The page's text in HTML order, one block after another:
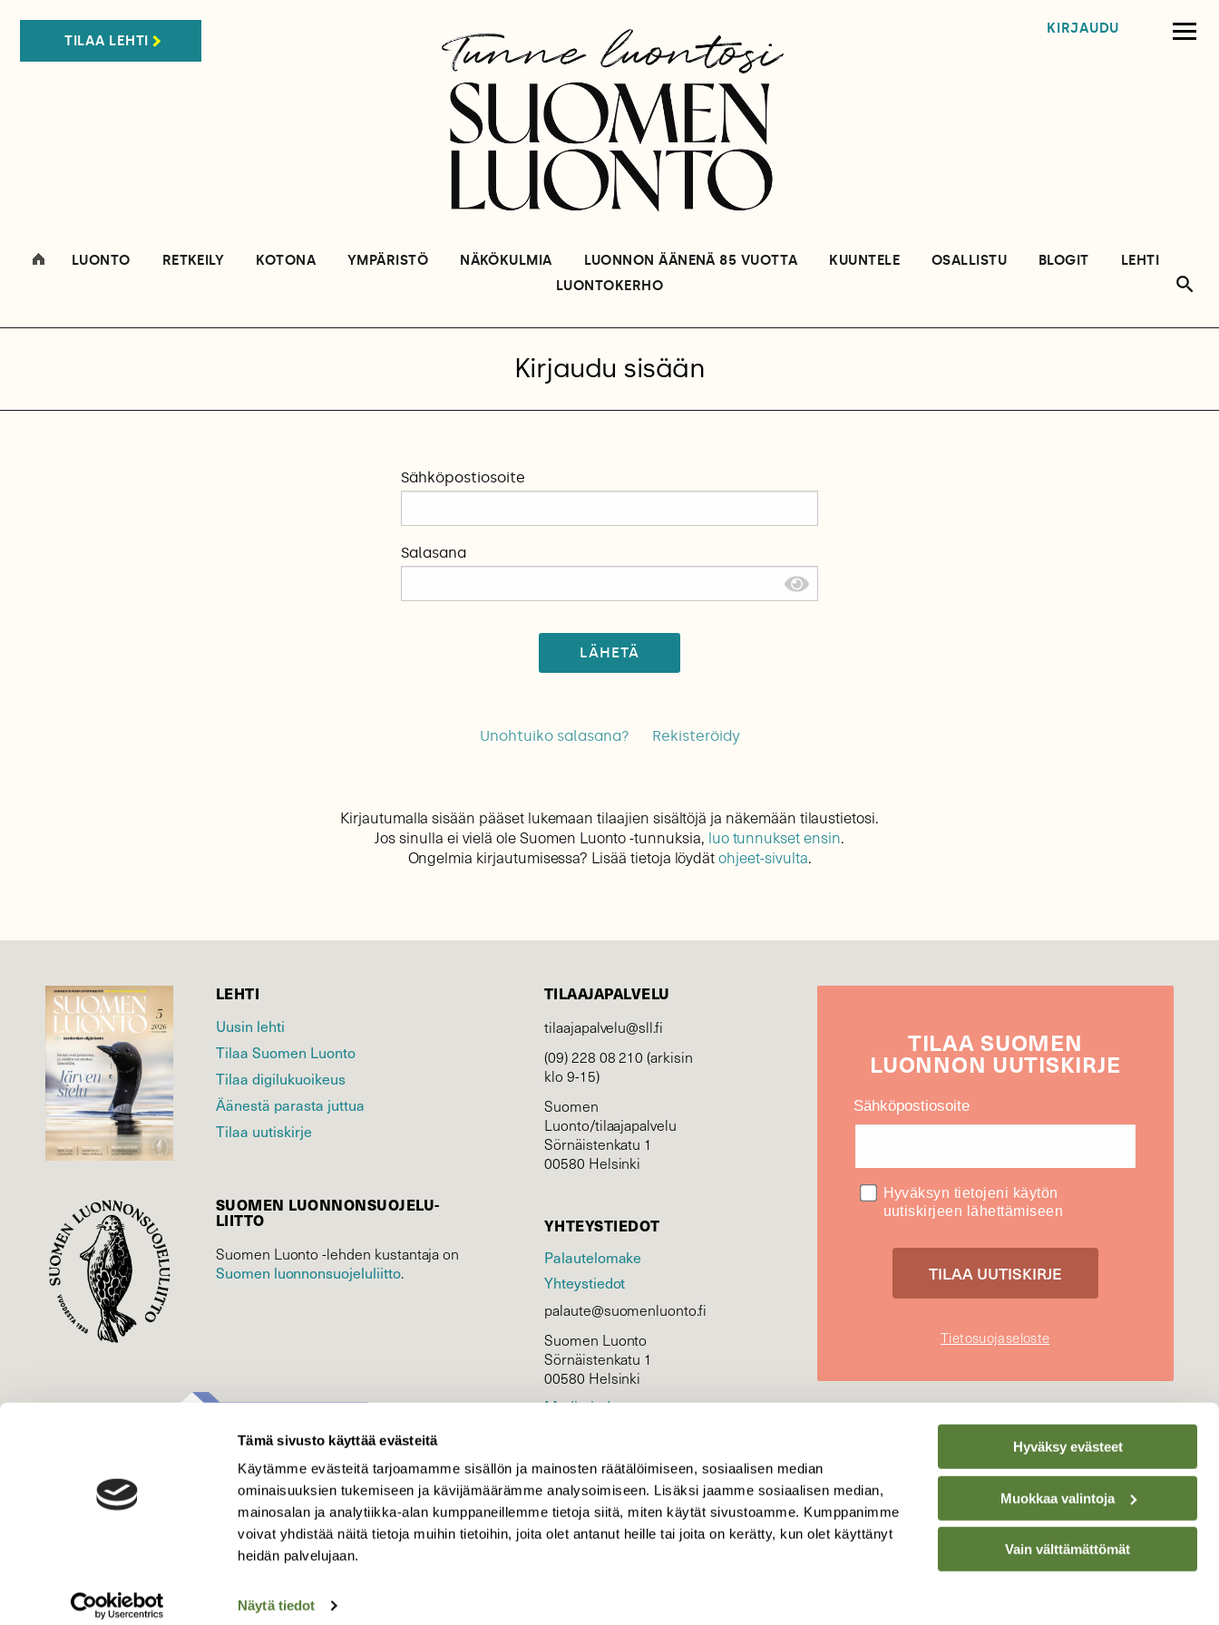
Tämä sivusto käyttää evästeitä
Käytämme evästeitä tarjoamamme sisällön ja mainosten räätälöimiseen, sosiaalisen median
ominaisuuksien tukemiseen ja kävijämäärämme analysoimiseen. Lisäksi jaamme sosiaalisen median,
mainosalan ja analytiikka-alan kumppaneillemme tietoja siitä, miten käytät sivustoamme. Kumppanimme
voivat yhdistää näitä tietoja muihin tietoihin, joita olet antanut heille tai joita on kerätty, kun olet käyttänyt
heidän palvelujaan.
Näytä tiedot
Hyväksy evästeet
Muokkaa valintoja
Vain välttämättömät
TILAA LEHTI
KIRJAUDU
LUONTO RETKEILY KOTONA YMPÄRISTÖ NÄKÖKULMIA LUONNON ÄÄNENÄ 85 VUOTTA KUUNTELE OSALLISTU BLOGIT
LEHTI
LUONTOKERHO
Kirjaudu sisään
Sähköpostiosoite
Salasana
LÄHETÄ
Unohtuiko salasana? Rekisteröidy
Kirjautumalla sisään pääset lukemaan tilaajien sisältöjä ja näkemään tilaustietosi.
Jos sinulla ei vielä ole Suomen Luonto -tunnuksia, luo tunnukset ensin.
Ongelmia kirjautumisessa? Lisää tietoja löydätohjeet-sivulta.
LEHTI
Uusin lehti
Tilaa Suomen Luonto
Tilaa digilukuoikeus
Äänestä parasta juttua
Tilaa uutiskirje
SUOMEN LUONNON­SUOJELU­
LIITTO
Suomen Luonto -lehden kustantaja on
Suomen luonnonsuojelu­liitto.
TILAAJAPALVELU
tilaajapalvelu@sll.fi
(09) 228 08 210 (arkisin
klo 9-15)
Suomen
Luonto/tilaajapalvelu
Sörnäistenkatu 1
00580 Helsinki
YHTEYSTIEDOT
Palautelomake
Yhteystiedot
palaute@suomenluonto.fi
Suomen Luonto
Sörnäistenkatu 1
00580 Helsinki
Mediatiedot
KIRJAUDU
TILAASUOMEN
LUONNON UUTIS­KIRJE
Sähköpostiosoite
Hyväksyn tietojeni käytön
uutiskirjeen lähettämiseen
Tietosuojaseloste